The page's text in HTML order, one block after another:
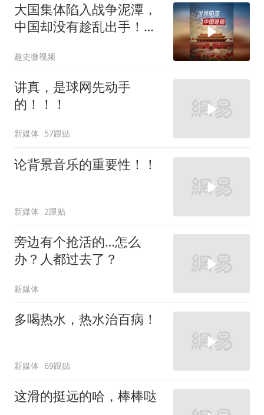
大国集体陷入战争泥潭，
中国却没有趁乱出手！为
趣史微视频
讲真，是球网先动手
的！！！
新媒体 57跟贴
论背景音乐的重要性！！
新媒体 2跟贴
旁边有个抢活的…怎么
办？人都过去了？
新媒体
多喝热水，热水治百病！
新媒体 69跟贴
这滑的挺远的哈，棒棒哒